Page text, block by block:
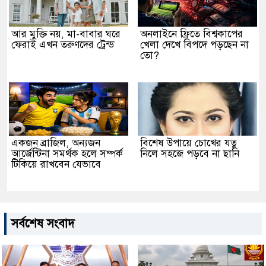
আর মুক্তি নয়, মা-বাবার ঘরে
ফেরাই এখন তরুণদের ট্রেন্ড
অনলাইনে ফ্রিতে বিশ্বকাপের
খেলা দেখে বিপদে পড়ছেন না
তো?
একজন ব্রাজিল, অন্যজন
আর্জেন্টিনা সমর্থক হলে সম্পর্ক
টিকিয়ে রাখবেন যেভাবে
বিশেষ উপায়ে চোখের যত্ন
নিলে সহজে পড়বে না ছানি
সর্বশেষ সংবাদ